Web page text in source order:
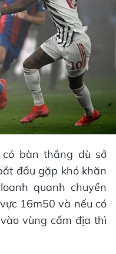
bàn thắng dù sở
đầu gặp khó khăn
quanh chuyền
16m50 và nếu có
vùng cấm địa thì